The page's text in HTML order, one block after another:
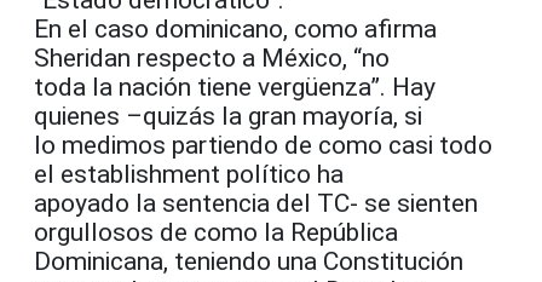
En el caso dominicano, como afirma
Sheridan respecto a México, “no
toda la nación tiene vergüenza”. Hay
quienes –quizás la gran mayoría, si
lo medimos partiendo de como casi todo
el establishment político ha
apoyado la sentencia del TC- se sienten
orgullosos de como la República
Dominicana, teniendo una Constitución